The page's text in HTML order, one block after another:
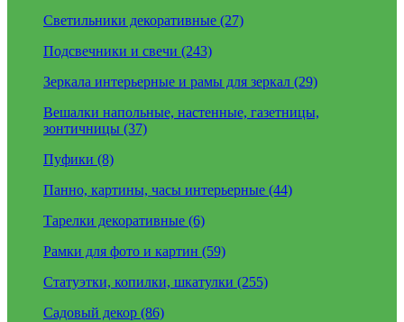
Светильники декоративные (27)
Подсвечники и свечи (243)
Зеркала интерьерные и рамы для зеркал (29)
Вешалки напольные, настенные, газетницы,
зонтичницы (37)
Пуфики (8)
Панно, картины, часы интерьерные (44)
Тарелки декоративные (6)
Рамки для фото и картин (59)
Статуэтки, копилки, шкатулки (255)
Садовый декор (86)